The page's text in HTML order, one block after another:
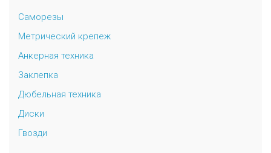
Саморезы
Метрический крепеж
Анкерная техника
Заклепка
Дюбельная техника
Диски
Гвозди